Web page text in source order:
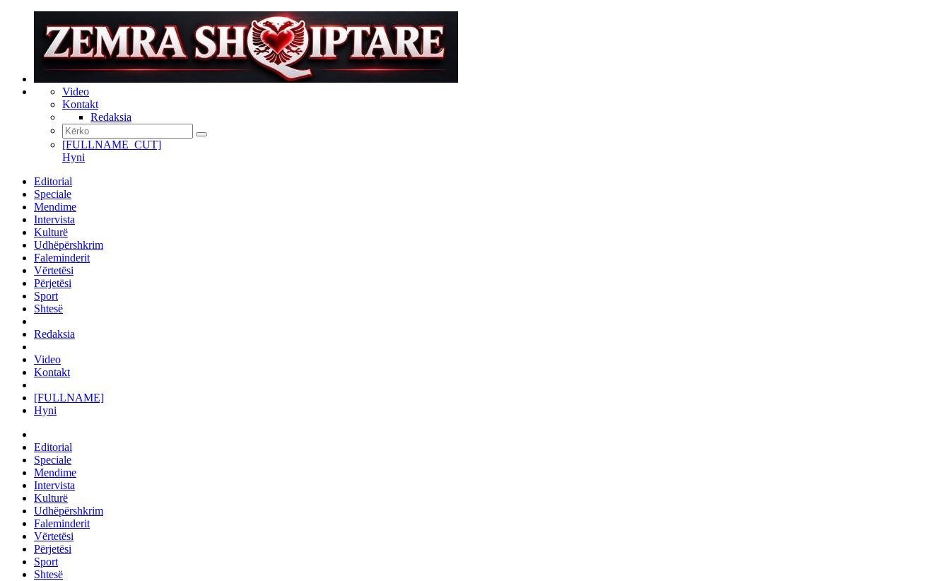
Video
Kontakt
Redaksia
[FULLNAME_CUT]
Hyni
Editorial
Speciale
Mendime
Intervista
Kulturë
Udhëpërshkrim
Faleminderit
Vërtetësi
Përjetësi
Sport
Shtesë
Redaksia
Video
Kontakt
[FULLNAME]
Hyni
Editorial
Speciale
Mendime
Intervista
Kulturë
Udhëpërshkrim
Faleminderit
Vërtetësi
Përjetësi
Sport
Shtesë